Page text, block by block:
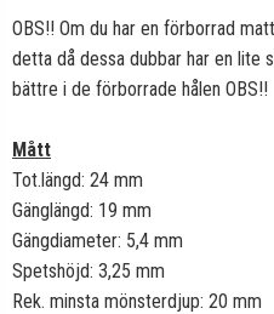
OBS!! Om du har en förborrad
detta då dessa dubbar har en lite
bättre i de förborrade hålen OBS!!
Mått
Tot.längd: 24 mm
Gänglängd: 19 mm
Gängdiameter: 5,4 mm
Spetshöjd: 3,25 mm
Rek. minsta mönsterdjup: 20 mm